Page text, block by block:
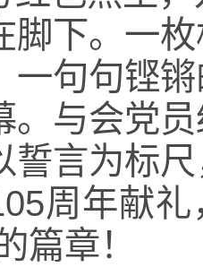
脚下。一
一句句铿
。与会党
誓言为标
周年献
篇章！